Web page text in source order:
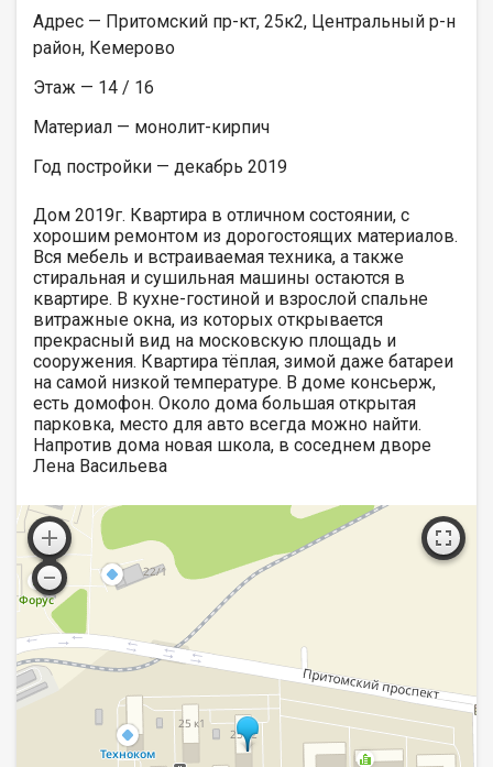
Адрес — Притомский пр-кт, 25к2, Центральный р-н
район, Кемерово
Этаж — 14 / 16
Материал — монолит-кирпич
Год постройки — декабрь 2019
Дом 2019г. Квартира в отличном состоянии, с
хорошим ремонтом из дорогостоящих материалов.
Вся мебель и встраиваемая техника, а также
стиральная и сушильная машины остаются в
квартире. В кухне-гостиной и взрослой спальне
витражные окна, из которых открывается
прекрасный вид на московскую площадь и
сооружения. Квартира тёплая, зимой даже батареи
на самой низкой температуре. В доме консьерж,
есть домофон. Около дома большая открытая
парковка, место для авто всегда можно найти.
Напротив дома новая школа, в соседнем дворе
Лена Васильева